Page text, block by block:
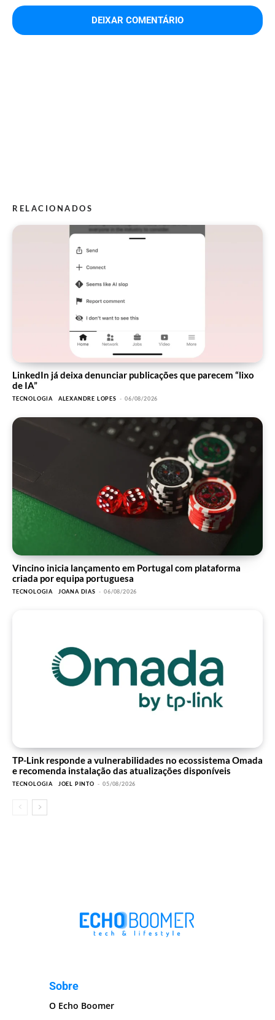
RELACIONADOS
LinkedIn já deixa denunciar publicações que parecem “lixo
de IA”
TECNOLOGIA ALEXANDRE LOPES - 06/08/2026
Vincino inicia lançamento em Portugal com plataforma
criada por equipa portuguesa
TECNOLOGIA JOANA DIAS - 06/08/2026
TP-Link responde a vulnerabilidades no ecossistema Omada
e recomenda instalação das atualizações disponíveis
TECNOLOGIA JOEL PINTO - 05/08/2026
Sobre
O Echo Boomer